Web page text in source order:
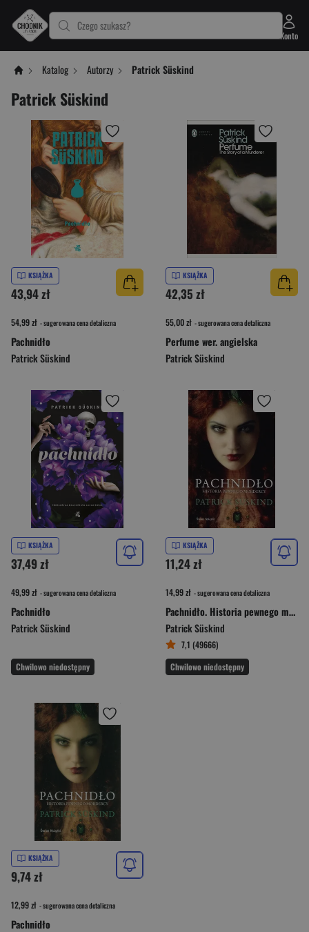
Czego szukasz?
Konto
Katalog Autorzy Patrick Süskind
Patrick Süskind
KSIĄŻKA
43,94 zł
54,99 zł - sugerowana cena detaliczna
Pachnidło
Patrick Süskind
KSIĄŻKA
42,35 zł
55,00 zł - sugerowana cena detaliczna
Perfume wer. angielska
Patrick Süskind
KSIĄŻKA
37,49 zł
49,99 zł - sugerowana cena detaliczna
Pachnidło
Patrick Süskind
Chwilowo niedostępny
KSIĄŻKA
11,24 zł
14,99 zł - sugerowana cena detaliczna
Pachnidło. Historia pewnego mordercy
Patrick Süskind
7,1 (49666)
Chwilowo niedostępny
KSIĄŻKA
9,74 zł
12,99 zł - sugerowana cena detaliczna
Pachnidło